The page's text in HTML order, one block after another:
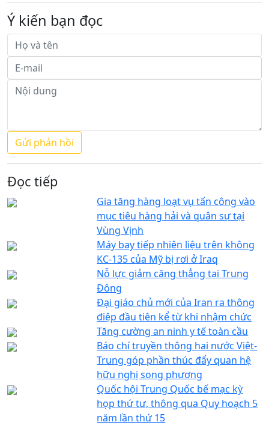
Ý kiến bạn đọc
Đọc tiếp
Gia tăng hàng loạt vụ tấn công vào
mục tiêu hàng hải và quân sự tại
Vùng Vịnh
Máy bay tiếp nhiên liệu trên không
KC-135 của Mỹ bị rơi ở Iraq
Nỗ lực giảm căng thẳng tại Trung
Đông
Đại giáo chủ mới của Iran ra thông
điệp đầu tiên kể từ khi nhậm chức
Tăng cường an ninh y tế toàn cầu
Báo chí truyền thông hai nước Việt-
Trung góp phần thúc đẩy quan hệ
hữu nghị song phương
Quốc hội Trung Quốc bế mạc kỳ
họp thứ tư, thông qua Quy hoạch 5
năm lần thứ 15